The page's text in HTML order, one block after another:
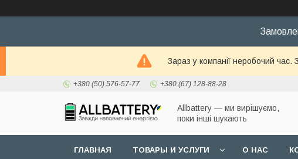
Зараз у компанії неробочий
+380 (50) 576-57-77 +380 (67) 128-88-28
Allbattery — ми вирішуємо,
поки інші шукають
ГЛАВНАЯ ТОВАРЫ И УСЛУГИ О НАС